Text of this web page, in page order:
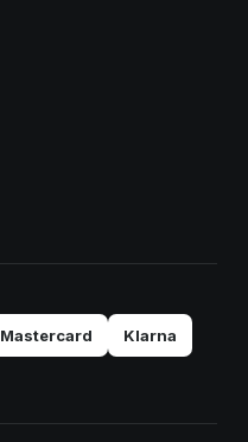
Mastercard Klarna